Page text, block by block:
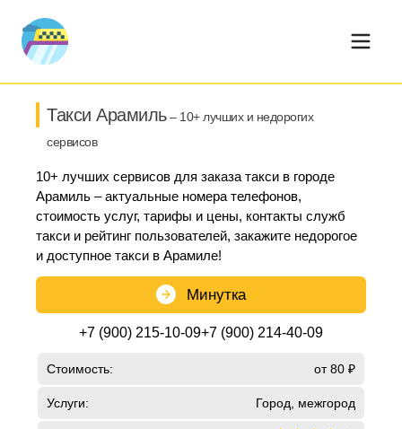
Такси Арамиль– 10+ лучших и недорогих
сервисов
10+ лучших сервисов для заказа такси в городе
Арамиль – актуальные номера телефонов,
стоимость услуг, тарифы и цены, контакты служб
такси и рейтинг пользователей, закажите недорогое
и доступное такси в Арамиле!
Минутка
+7 (900) 215-10-09+7 (900) 214-40-09
Стоимость: от 80 ₽
Услуги: Город, межгород